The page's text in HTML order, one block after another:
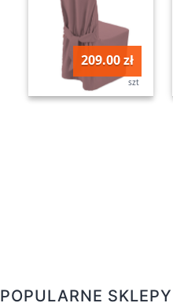
209.00 zł
szt
POPULARNE SKLEPY